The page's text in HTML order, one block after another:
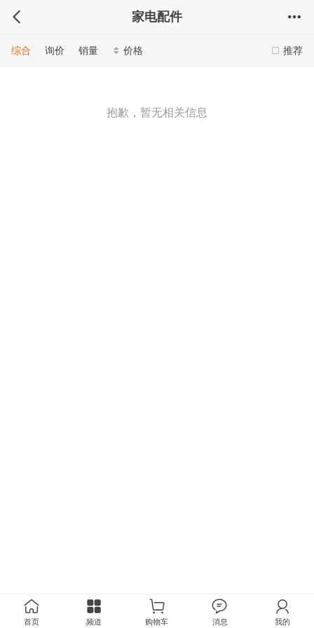
家电配件
推荐
综合 询价 销量 价格
抱歉，暂无相关信息
首页 频道 购物车 消息 我的